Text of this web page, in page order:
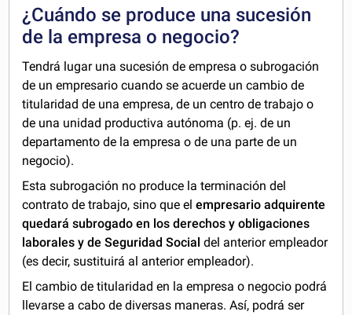
¿Cuándo se produce una sucesión
de la empresa o negocio?
Tendrá lugar una sucesión de empresa o subrogación
de un empresario cuando se acuerde un cambio de
titularidad de una empresa, de un centro de trabajo o
de una unidad productiva autónoma (p. ej. de un
departamento de la empresa o de una parte de un
negocio).
Esta subrogación no produce la terminación del
contrato de trabajo, sino que elempresario adquirente
quedará subrogado en los derechos y obligaciones
laborales y de Seguridad Social del anterior empleador
(es decir, sustituirá al anterior empleador).
El cambio de titularidad en la empresa o negocio podrá
llevarse a cabo de diversas maneras. Así, podrá ser